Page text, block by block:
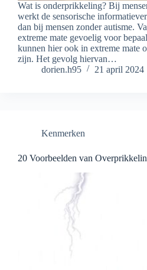
Wat is onderprikkeling? Bij
werkt de sensorische
dan bij mensen zonder autisme.
extreme mate gevoelig voor
kunnen hier ook in extreme mate
zijn. Het gevolg hiervan…
dorien.h95
21 april 2024
Kenmerken
20 Voorbeelden van